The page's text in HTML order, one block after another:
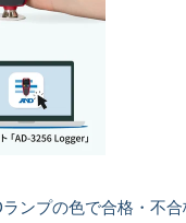
ンプの色で合格・不